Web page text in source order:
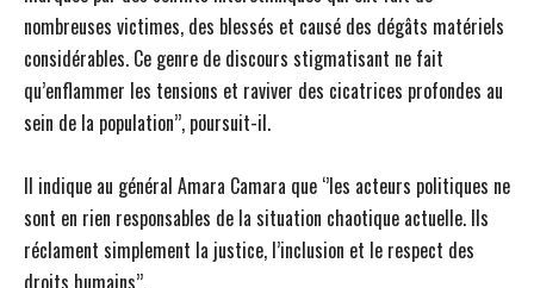
nombreuses victimes, des blessés et causé des dégâts matériels
considérables. Ce genre de discours stigmatisant ne fait
qu’enflammer les tensions et raviver des cicatrices profondes au
sein de la population’’, poursuit-il.
Il indique au général Amara Camara que ‘’les acteurs politiques ne
sont en rien responsables de la situation chaotique actuelle. Ils
réclament simplement la justice, l’inclusion et le respect des
droits humains’’.